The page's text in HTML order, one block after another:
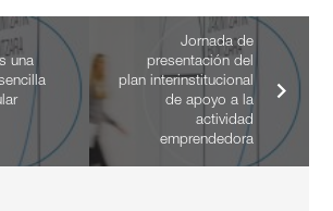
una
Jornada de
presentación del
plan interinstitucional
de apoyo a la
actividad
emprendedora